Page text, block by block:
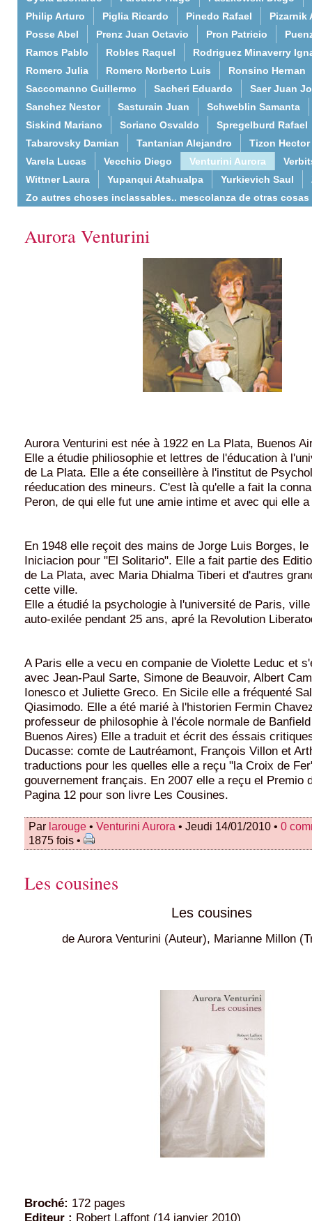
Philip Arturo
Piglia Ricardo Pinedo Rafael
Pizarnik
Posse Abel
Prenz Juan Octavio Pron Patricio
Ramos Pablo
Robles Raquel
Rodriguez Minaverry
Romero Julia
Romero Norberto Luis
Ronsino Hernan
Saccomanno Guillermo
Sacheri Eduardo
Saer Juan
Sanchez Nestor
Sasturain Juan
Schweblin Samanta
Siskind Mariano
Soriano Osvaldo
Spregelburd Rafael
Tabarovsky Damian
Tantanian Alejandro
Tizon Hector
Varela Lucas
Vecchio Diego Venturini Aurora
Wittner Laura
Yupanqui Atahualpa Yurkievich Saul
Zo autres choses inclassables.. mescolanza de otras cosas
Aurora Venturini
Aurora Venturini est née à 1922 en La Plata, Buenos
Elle a étudie philiosophie et lettres de l'éducation à
de La Plata. Elle a éte conseillère à l'institut de
réeducation des mineurs. C'est là qu'elle a fait la
Peron, de qui elle fut une amie intime et avec qui elle
En 1948 elle reçoit des mains de Jorge Luis Borges, le
Iniciacion pour "El Solitario". Elle a fait partie des
de La Plata, avec Maria Dhialma Tiberi et d'autres
cette ville.
Elle a étudié la psychologie à l'université de Paris,
auto-exilée pendant 25 ans, apré la Revolution
A Paris elle a vecu en companie de Violette Leduc et
avec Jean-Paul Sarte, Simone de Beauvoir, Albert
Ionesco et Juliette Greco. En Sicile elle a fréquenté
Qiasimodo. Elle a été marié à l'historien Fermin
professeur de philosophie à l'école normale de
Buenos Aires) Elle a traduit et écrit des éssais
Ducasse: comte de Lautréamont, François Villon et
traductions pour les quelles elle a reçu "la Croix de
gouvernement français. En 2007 elle a reçu el Premio
Pagina 12 pour son livre Les Cousines.
Par larouge • Venturini Aurora • Jeudi 14/01/2010 • 0
1875 fois •
Les cousines
Les cousines
de Aurora Venturini (Auteur), Marianne Millon
Broché: 172 pages
Editeur : Robert Laffont (14 janvier 2010)